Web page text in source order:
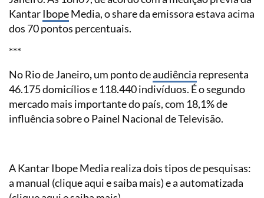
KantarIbopeMedia, o share da emissora estava acima
dos 70 pontos percentuais.
***
No Rio de Janeiro,um ponto deaudiência representa
46.175 domicílios e 118.440 indivíduos. É o segundo
mercado mais importante do país, com 18,1% de
influência sobre o Painel Nacional de Televisão.
A Kantar Ibope Media realiza dois tipos de pesquisas:
a manual (clique aqui e saiba mais) e a automatizada